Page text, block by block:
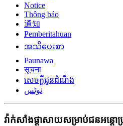
Notice
Thông báo
通知
Pemberitahuan
အသိပေးစာ
Paunawa
सूचना
សេចក្តីជូនដំណឹង
نوٹس
វ៉ាក់សាំងផ្តាសាយសម្រាប់ជនអន្តោប្